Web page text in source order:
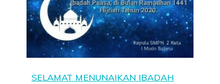
SELAMAT MENUNAIKAN IBADAH